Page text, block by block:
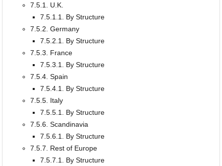
7.5.1. U.K.
7.5.1.1. By Structure
7.5.2. Germany
7.5.2.1. By Structure
7.5.3. France
7.5.3.1. By Structure
7.5.4. Spain
7.5.4.1. By Structure
7.5.5. Italy
7.5.5.1. By Structure
7.5.6. Scandinavia
7.5.6.1. By Structure
7.5.7. Rest of Europe
7.5.7.1. By Structure